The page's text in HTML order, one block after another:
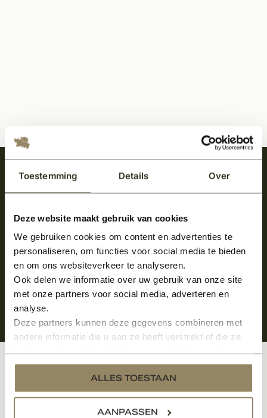
Toestemming Details Over
Deze website maakt gebruik van cookies
We gebruiken cookies om content en advertenties te
personaliseren, om functies voor social media te bieden
en om ons websiteverkeer te analyseren.
Ook delen we informatie over uw gebruik van onze site
met onze partners voor social media, adverteren en
analyse.
Deze partners kunnen deze gegevens combineren met
andere informatie die u aan ze heeft verstrekt of die ze
services.
ALLES TOESTAAN
AANPASSEN
Meld je aan en ontvang het laatste nieuws
over onze kempische bouwstijl!
Aanmelden voor de nieuwsbrief
Klantenservice